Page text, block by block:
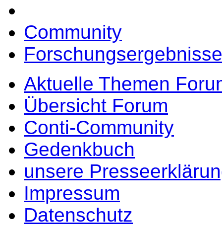
Community
Aktuelle Themen
Übersicht Forum
Conti-Community
Gedenkbuch
unsere
Impressum
Datenschutz